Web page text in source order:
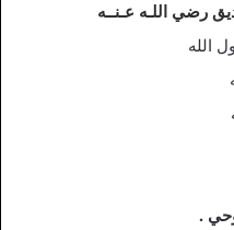
رضي اللـه عـنــه
الله
.